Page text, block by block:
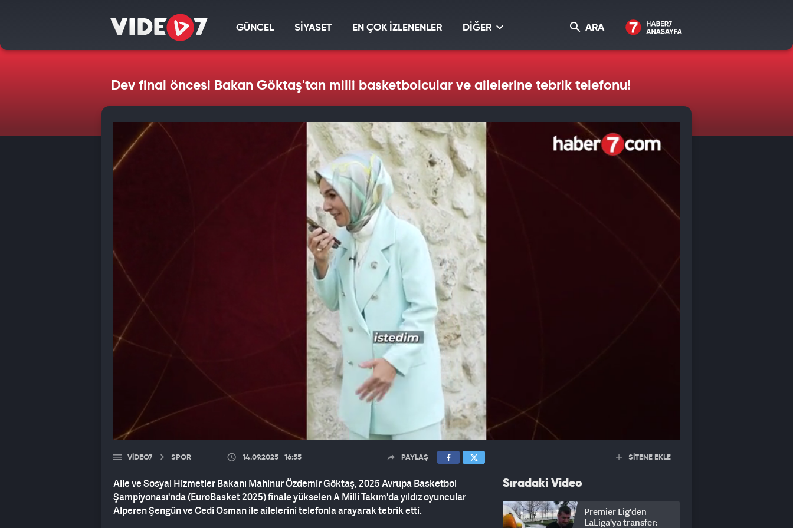
GÜNCEL SİYASET EN ÇOK İZLENENLER DİĞER ARA
Dev final öncesi Bakan Göktaş'tan milli basketbolcular ve ailelerine tebrik telefonu!
VIDEO7 SPOR 14.09.2025 16:55 PAYLAŞ
Aile ve Sosyal Hizmetler Bakanı Mahinur Özdemir Göktaş, 2025 Avrupa Basketbol
Şampiyonası'nda (EuroBasket 2025) finale yükselen A Milli Takım'da yıldız oyuncular
Alperen Şengün ve Cedi Osman ile ailelerini telefonla arayarak tebrik etti.
SİTENE EKLE
Sıradaki Video
Premier Lig'den
LaLiga'ya transfer: